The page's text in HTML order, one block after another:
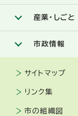
産業・しごと
市政情報
サイトマップ
リンク集
市の組織図